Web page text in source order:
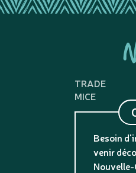
TRADE
MICE
Besoin
venir